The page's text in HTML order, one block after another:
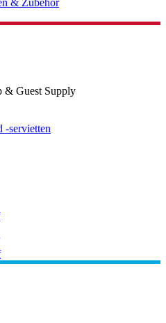
& Zubehör
& Guest Supply
-servietten